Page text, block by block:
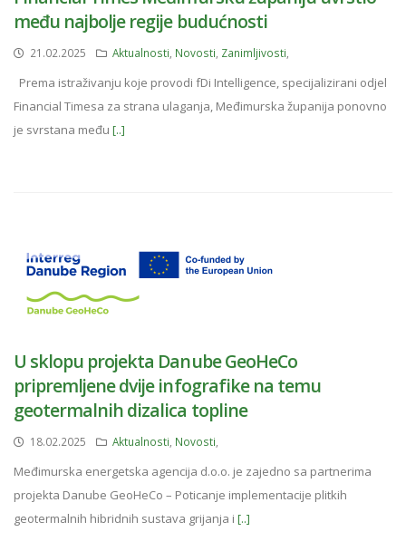
među najbolje regije budućnosti
21.02.2025 Aktualnosti Novosti Zanimljivosti
Prema istraživanju koje provodi fDi Intelligence, specijalizirani odjel
Financial Timesa za strana ulaganja, Međimurska županija ponovno
je svrstana među [..]
U sklopu projekta Danube GeoHeCo
pripremljene dvije infografike na temu
geotermalnih dizalica topline
18.02.2025 Aktualnosti Novosti
Međimurska energetska agencija d.o.o. je zajedno sa partnerima
projekta Danube GeoHeCo – Poticanje implementacije plitkih
geotermalnih hibridnih sustava grijanja i [..]